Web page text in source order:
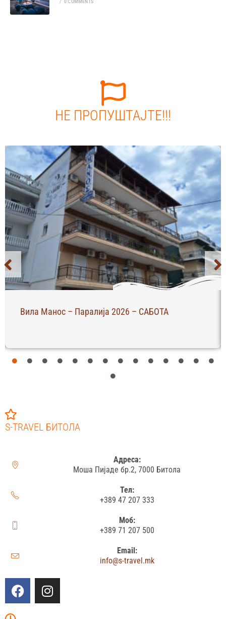
НЕ ПРОПУШТАЈТЕ!!!
Вила Манос – Паралија 2026 – САБОТА
S-TRAVEL БИТОЛА
Адреса:
Моша Пијаде бр.2, 7000 Битола
Тел:
+389 47 207 333
Моб:
+389 71 207 500
Email:
info@s-travel.mk